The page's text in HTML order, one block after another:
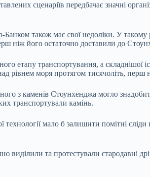
сценаріїв передбачає значні
також має свої недоліки. У
ніж його остаточно доставили до
етапу транспортування, а складнішої
рівнем моря протягом тисячоліть,
з каменів Стоунхенджа могло
транспортували камінь.
мало б залишити помітні
виділили та протестували стародавні